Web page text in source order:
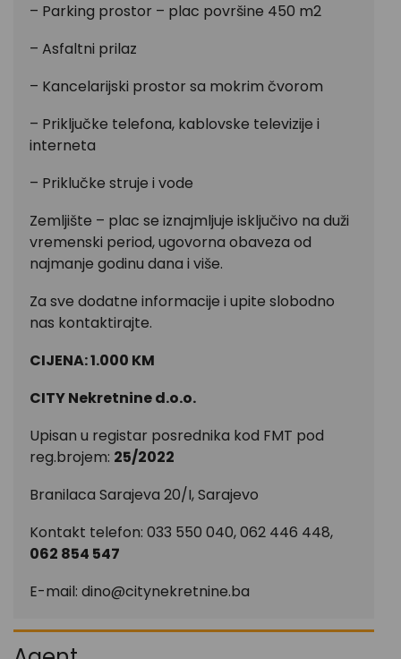
– Parking prostor – plac površine 450 m2
– Asfaltni prilaz
– Kancelarijski prostor sa mokrim čvorom
– Priključke telefona, kablovske televizije i
interneta
– Priklučke struje i vode
Zemljište – plac se iznajmljuje isključivo na duži
vremenski period, ugovorna obaveza od
najmanje godinu dana i više.
Za sve dodatne informacije i upite slobodno
nas kontaktirajte.
CIJENA: 1.000 KM
CITY Nekretnine d.o.o.
Upisan u registar posrednika kod FMT pod
reg.brojem: 25/2022
Branilaca Sarajeva 20/I, Sarajevo
Kontakt telefon: 033 550 040, 062 446 448,
062 854 547
E-mail: dino@citynekretnine.ba